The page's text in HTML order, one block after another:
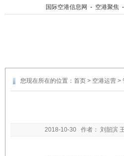
国际空港信息网 - 空港聚焦 -
您现在所在的位置： 首页 > 空港运营 >
2018-10-30 作者： 刘韶滨